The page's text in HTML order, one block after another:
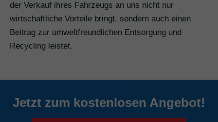
der Verkauf ihres Fahrzeugs an uns nicht nur
wirtschaftliche Vorteile bringt, sondern auch einen
Beitrag zur umweltfreundlichen Entsorgung und
Recycling leistet.
Jetzt zum kostenlosen Angebot!